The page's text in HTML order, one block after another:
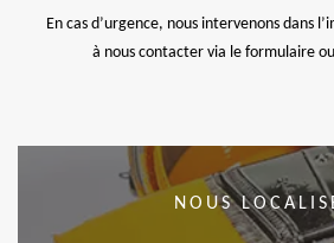
En cas d’urgence, nous intervenons dans
à nous contacter via le formulaire
NOUS